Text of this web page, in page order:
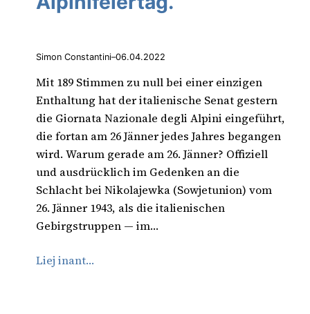
Simon Constantini–06.04.2022
Mit 189 Stimmen zu null bei einer einzigen
Enthaltung hat der italienische Senat gestern
die Giornata Nazionale degli Alpini eingeführt,
die fortan am 26 Jänner jedes Jahres begangen
wird. Warum gerade am 26. Jänner? Offiziell
und ausdrücklich im Gedenken an die
Schlacht bei Nikolajewka (Sowjetunion) vom
26. Jänner 1943, als die italienischen
Gebirgstruppen — im…
Liej inant…